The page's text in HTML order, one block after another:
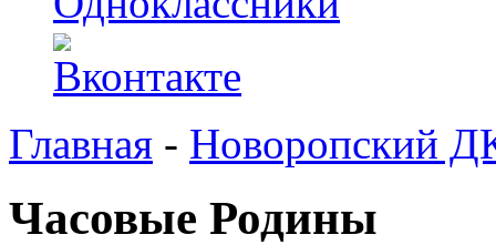
Главная - Новоропский
Часовые Родины